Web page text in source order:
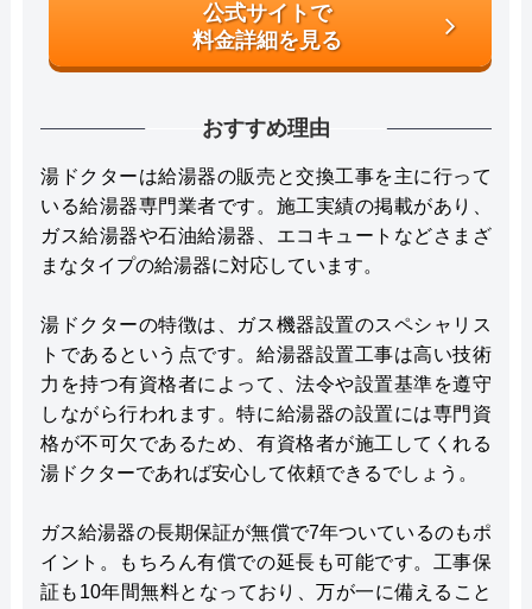
公式サイトで
料金詳細を見る
おすすめ理由
湯ドクターは給湯器の販売と交換工事を主に行って
いる給湯器専門業者です。施工実績の掲載があり、
ガス給湯器や石油給湯器、エコキュートなどさまざ
まなタイプの給湯器に対応しています。
湯ドクターの特徴は、ガス機器設置のスペシャリス
トであるという点です。給湯器設置工事は高い技術
力を持つ有資格者によって、法令や設置基準を遵守
しながら行われます。特に給湯器の設置には専門資
格が不可欠であるため、有資格者が施工してくれる
湯ドクターであれば安心して依頼できるでしょう。
ガス給湯器の長期保証が無償で7年ついているのもポ
イント。もちろん有償での延長も可能です。工事保
証も10年間無料となっており、万が一に備えること